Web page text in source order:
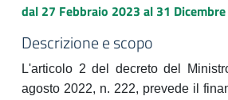
dal 27 Febbraio 2023 al 31
Descrizione e scopo
L'articolo 2 del decreto del
agosto 2022, n. 222, prevede il